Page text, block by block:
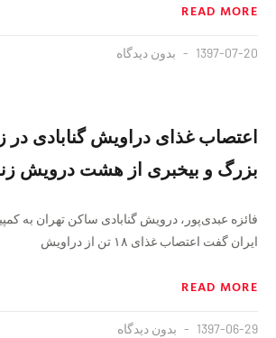
READ MORE
1397-07-20 بدون دیدگاه
اعتصاب غذای دراویش گنابادی در
بزرگ و بیخبری از هشت درویش
فائزه عبدی‌پور، درویش گنابادی ساکن تهران به
ایران گفت اعتصاب غذای ۱۸ تن از دراویش
READ MORE
1397-06-29 بدون دیدگاه